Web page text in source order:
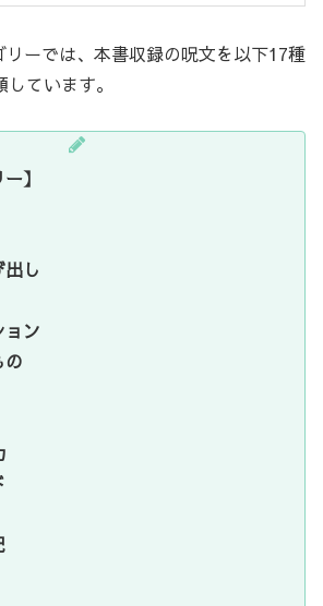
ーでは、本書収録の呪文を以下17種
ています。
】
出し
ョン
の